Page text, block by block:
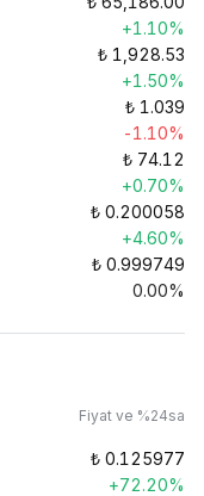
+1.10%
₺ 1,928.53
+1.50%
₺ 1.039
-1.10%
₺ 74.12
+0.70%
₺ 0.200058
+4.60%
₺ 0.999749
0.00%
Fiyat ve %24sa
₺ 0.125977
+72.20%